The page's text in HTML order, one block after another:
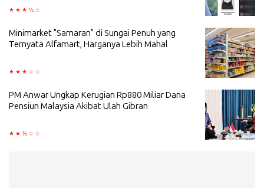
Minimarket "Samaran" di Sungai Penuh yang
Ternyata Alfamart, Harganya Lebih Mahal
PM Anwar Ungkap Kerugian Rp880 Miliar Dana
Pensiun Malaysia Akibat Ulah Gibran